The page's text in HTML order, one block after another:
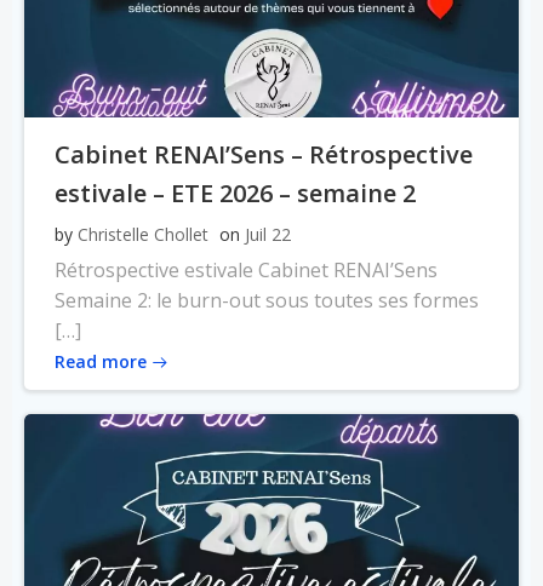
Cabinet RENAI’Sens – Rétrospective
estivale – ETE 2026 – semaine 2
by Christelle Chollet on Juil 22
Rétrospective estivale Cabinet RENAI’Sens
Semaine 2: le burn-out sous toutes ses formes
[…]
Read more